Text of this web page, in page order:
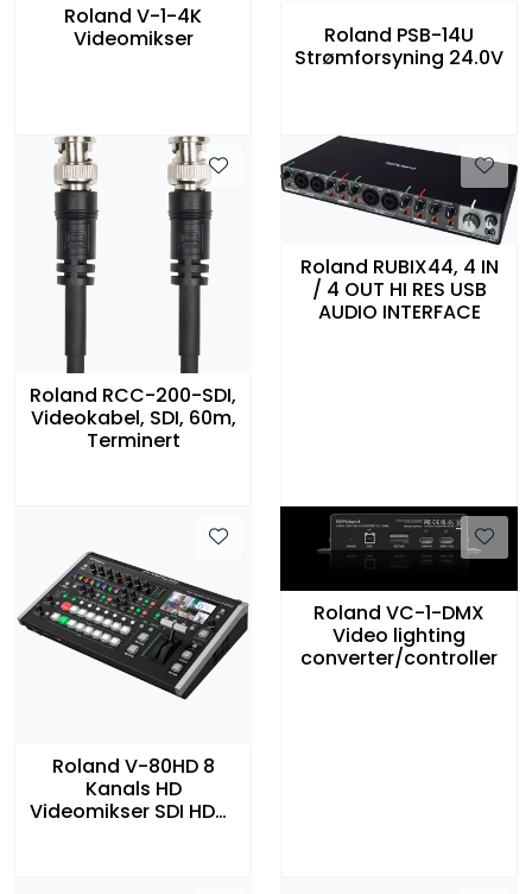
Roland V-1-4K
Videomikser
Roland PSB-14U
Strømforsyning 24.0V
Roland RCC-200-SDI,
Videokabel, SDI, 60m,
Terminert
Roland RUBIX44, 4 IN
/ 4 OUT HI RES USB
AUDIO INTERFACE
Roland V-80HD 8
Kanals HD
Videomikser SDI HDMI
Roland VC-1-DMX
Video lighting
converter/controller